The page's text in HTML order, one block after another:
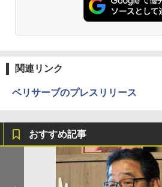
関連リンク
ベリサーブのプレスリリース
おすすめ記事